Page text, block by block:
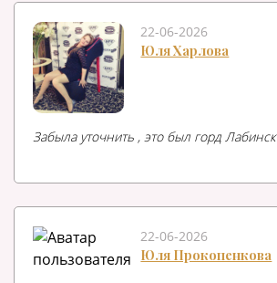
22-06-2026
Юля Харлова
Забыла уточнить , это был горд Лабинск
22-06-2026
Юля Прокопенкова